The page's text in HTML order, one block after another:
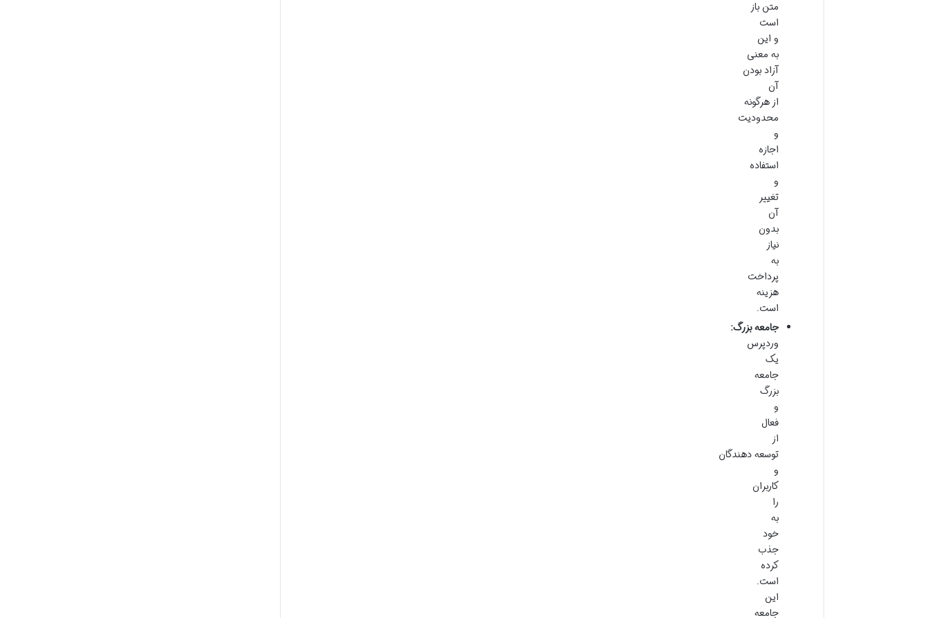
متن باز
است
و این
به معنی
آزاد بودن
آن
از هرگونه
محدودیت
و
اجازه
استفاده
و
تغییر
آن
بدون
نیاز
به
پرداخت
هزینه
است.
جامعه بزرگ:
وردپرس
یک
جامعه
بزرگ
و
فعال
از
توسعه دهندگان
و
کاربران
را
به
خود
جذب
کرده
است.
این
جامعه